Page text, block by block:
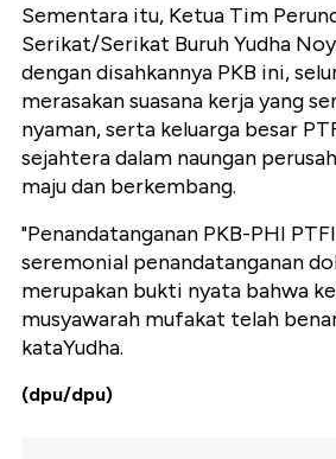
Sementara itu, Ketua Tim
Serikat/Serikat Buruh Yudha
dengan disahkannya PKB ini,
merasakan suasana kerja yang
nyaman, serta keluarga besar
sejahtera dalam naungan
maju dan berkembang.
"Penandatanganan PKB-PHI
seremonial penandatanganan
merupakan bukti nyata bahwa
musyawarah mufakat telah
kataYudha.
(dpu/dpu)